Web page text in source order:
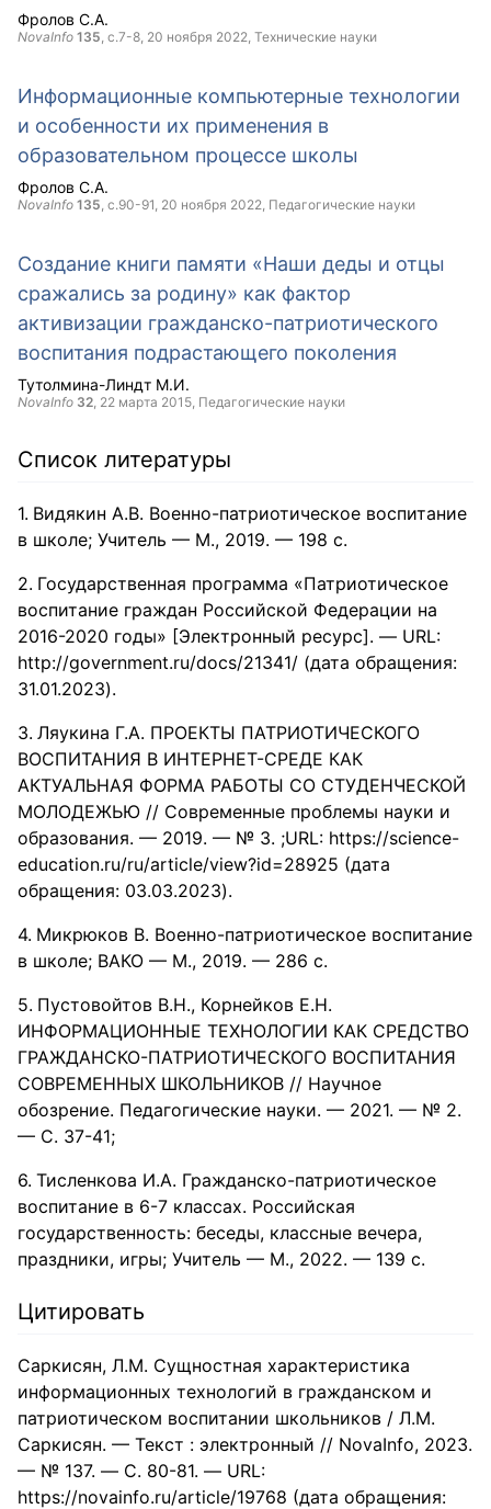
Фролов С.А.
NovaInfo 135, с.7-8, 20 ноября 2022, Технические науки
Информационные компьютерные технологии
и особенности их применения в
образовательном процессе школы
Фролов С.А.
NovaInfo 135, с.90-91, 20 ноября 2022, Педагогические науки
Создание книги памяти «Наши деды и отцы
сражались за родину» как фактор
активизации гражданско-патриотического
воспитания подрастающего поколения
Тутолмина-Линдт М.И.
NovaInfo 32, 22 марта 2015, Педагогические науки
Список литературы
Видякин А.В. Военно-патриотическое воспитание
в школе; Учитель — М., 2019. — 198 c.
Государственная программа «Патриотическое
воспитание граждан Российской Федерации на
2016-2020 годы» [Электронный ресурс]. — URL:
http://government.ru/docs/21341/ (дата обращения:
31.01.2023).
Ляукина Г.А. ПРОЕКТЫ ПАТРИОТИЧЕСКОГО
ВОСПИТАНИЯ В ИНТЕРНЕТ-СРЕДЕ КАК
АКТУАЛЬНАЯ ФОРМА РАБОТЫ СО СТУДЕНЧЕСКОЙ
МОЛОДЕЖЬЮ // Современные проблемы науки и
образования. — 2019. — № 3. ;URL: https://science-
education.ru/ru/article/view?id=28925 (дата
обращения: 03.03.2023).
Микрюков В. Военно-патриотическое воспитание
в школе; ВАКО — М., 2019. — 286 c.
Пустовойтов В.Н., Корнейков Е.Н.
ИНФОРМАЦИОННЫЕ ТЕХНОЛОГИИ КАК СРЕДСТВО
ГРАЖДАНСКО-ПАТРИОТИЧЕСКОГО ВОСПИТАНИЯ
СОВРЕМЕННЫХ ШКОЛЬНИКОВ // Научное
обозрение. Педагогические науки. — 2021. — № 2.
— С. 37-41;
Тисленкова И.А. Гражданско-патриотическое
воспитание в 6-7 классах. Российская
государственность: беседы, классные вечера,
праздники, игры; Учитель — М., 2022. — 139 c.
Цитировать
Саркисян, Л.М. Сущностная характеристика
информационных технологий в гражданском и
патриотическом воспитании школьников / Л.М.
Саркисян. — Текст : электронный // NovaInfo, 2023.
— № 137. — С. 80-81. — URL:
https://novainfo.ru/article/19768 (дата обращения: